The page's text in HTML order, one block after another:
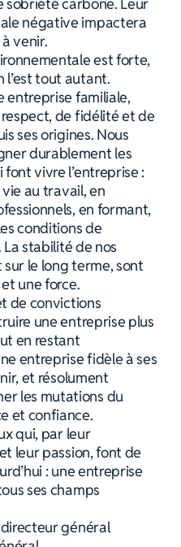
négative impactera
venir.
est forte,
l’est tout autant.
entreprise familiale,
de fidélité et de
ses origines. Nous
durablement les
vivre l’entreprise :
au travail, en
en formant,
conditions de
La stabilité de nos
le long terme, sont
une force.
de convictions
une entreprise plus
en restant
entreprise fidèle à ses
et résolument
les mutations du
et confiance.
qui, par leur
leur passion, font de
: une entreprise
ses champs
général